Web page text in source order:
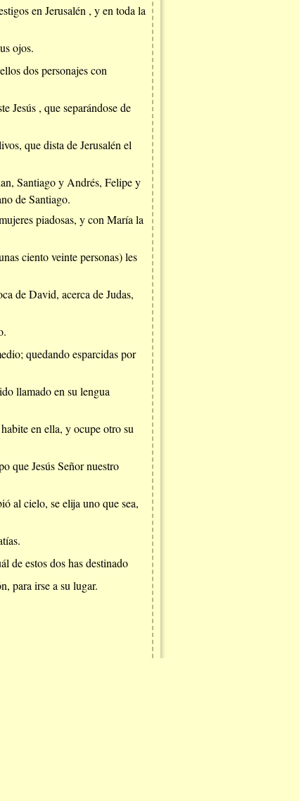
en Jerusalén , y en toda la
ojos.
dos personajes con
Jesús , que separándose de
que dista de Jerusalén el
Santiago y Andrés, Felipe y
de Santiago.
piadosas, y con María la
ciento veinte personas) les
de David, acerca de Judas,
quedando esparcidas por
llamado en su lengua
en ella, y ocupe otro su
que Jesús Señor nuestro
al cielo, se elija uno que sea,
de estos dos has destinado
para irse a su lugar.